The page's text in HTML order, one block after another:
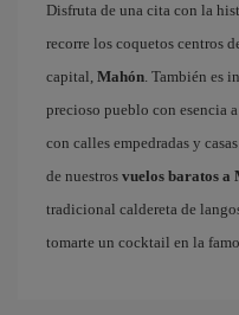
Disfruta de una cita con la
recorre los coquetos centros
capital, Mahón. También es
precioso pueblo con esencia
con calles empedradas y
de nuestros vuelos baratos a
tradicional caldereta de
tomarte un cocktail en la